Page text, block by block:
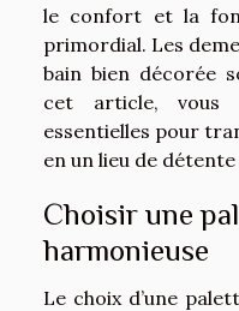
le confort et la
primordial. Les
bain bien décorée
cet article, vous
essentielles pour
en un lieu de détente
Choisir une
harmonieuse
Le choix d’une